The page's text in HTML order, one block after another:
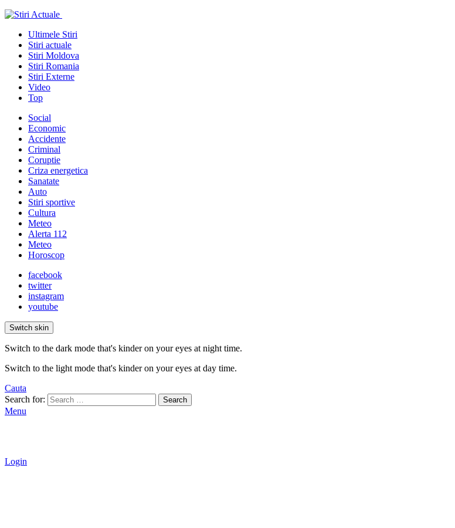
Ultimele Stiri
Stiri actuale
Stiri Moldova
Stiri Romania
Stiri Externe
Video
Top
Social
Economic
Accidente
Criminal
Coruptie
Criza energetica
Sanatate
Auto
Stiri sportive
Cultura
Meteo
Alerta 112
Meteo
Horoscop
facebook
twitter
instagram
youtube
Switch skin
Switch to the dark mode that's kinder on your eyes at night time.
Switch to the light mode that's kinder on your eyes at day time.
Cauta
Search for:
Search
Menu
Login